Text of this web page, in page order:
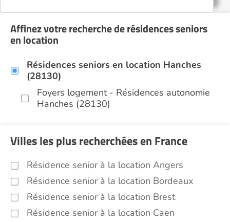
Affinez votre recherche de résidences seniors
en location
Résidences seniors en location Hanches
(28130)
Foyers logement - Résidences autonomie
Hanches (28130)
Villes les plus recherchées en France
Résidence senior à la location Angers
Résidence senior à la location Bordeaux
Résidence senior à la location Brest
Résidence senior à la location Caen